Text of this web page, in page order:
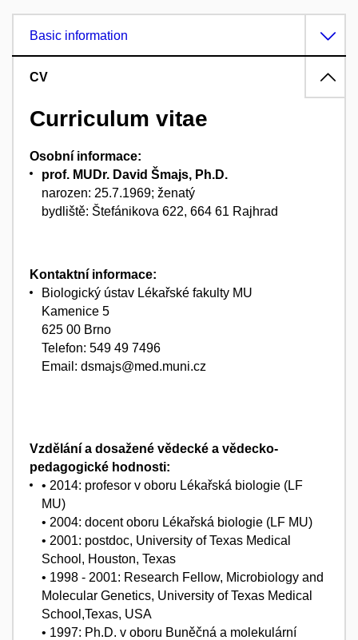
Basic information
CV
Curriculum vitae
Osobní informace:
prof. MUDr. David Šmajs, Ph.D.
narozen: 25.7.1969; ženatý
bydliště: Štefánikova 622, 664 61 Rajhrad
Kontaktní informace:
Biologický ústav Lékařské fakulty MU
Kamenice 5
625 00 Brno
Telefon: 549 49 7496
Email: dsmajs@med.muni.cz
Vzdělání a dosažené vědecké a vědecko-
pedagogické hodnosti:
• 2014: profesor v oboru Lékařská biologie (LF
MU)
• 2004: docent oboru Lékařská biologie (LF MU)
• 2001: postdoc, University of Texas Medical
School, Houston, Texas
• 1998 - 2001: Research Fellow, Microbiology and
Molecular Genetics, University of Texas Medical
School,Texas, USA
• 1997: Ph.D. v oboru Buněčná a molekulární